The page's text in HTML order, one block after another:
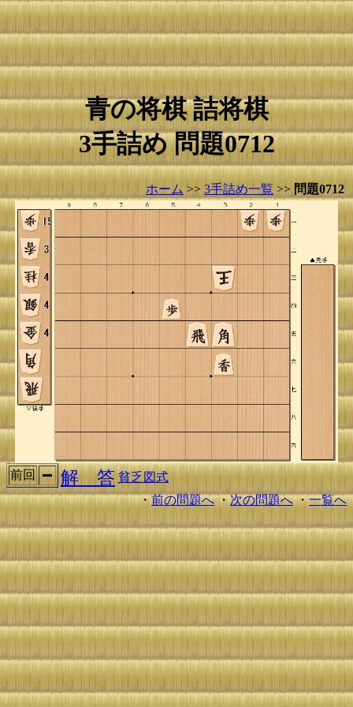
青の将棋 詰将棋
3手詰め 問題0712
ホーム >> 3手詰め一覧 >> 問題0712
前回 解 答 貧乏図式
・前の問題へ・次の問題へ・一覧へ